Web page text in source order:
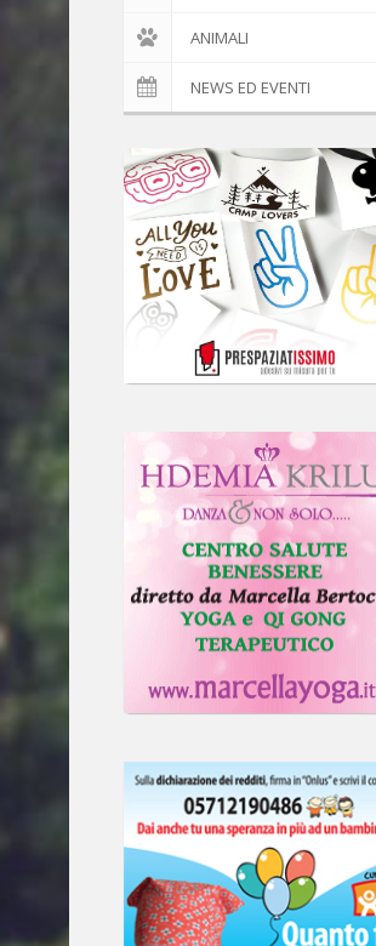
ANIMALI
NEWS ED EVENTI